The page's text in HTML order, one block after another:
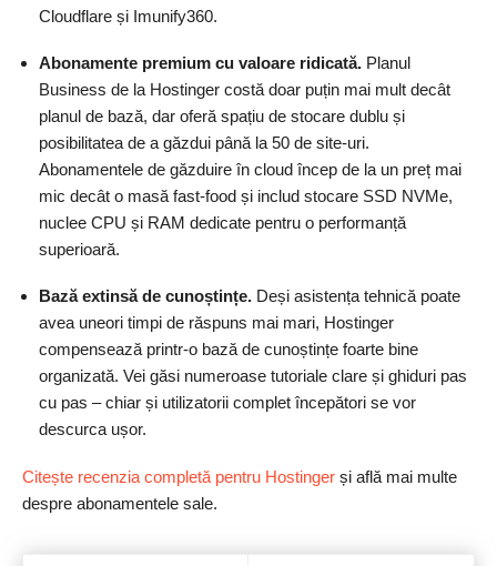
Cloudflare și Imunify360.
Abonamente premium cu valoare ridicată. Planul
Business de la Hostinger costă doar puțin mai mult decât
planul de bază, dar oferă spațiu de stocare dublu și
posibilitatea de a găzdui până la 50 de site-uri.
Abonamentele de găzduire în cloud încep de la un preț mai
mic decât o masă fast-food și includ stocare SSD NVMe,
nuclee CPU și RAM dedicate pentru o performanță
superioară.
Bază extinsă de cunoștințe. Deși asistența tehnică poate
avea uneori timpi de răspuns mai mari, Hostinger
compensează printr-o bază de cunoștințe foarte bine
organizată. Vei găsi numeroase tutoriale clare și ghiduri pas
cu pas – chiar și utilizatorii complet începători se vor
descurca ușor.
Citește recenzia completă pentru Hostinger și află mai multe
despre abonamentele sale.